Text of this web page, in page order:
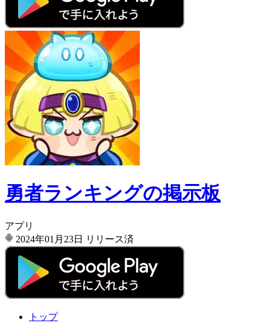
勇者ランキングの掲示板
アプリ
2024年01月23日
リリース済
トップ